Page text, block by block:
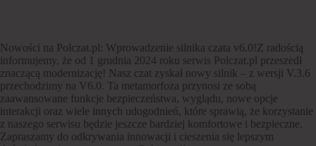
Nowości na Polczat.pl: Wprowadzenie silnika czata v6.0!Z radością
informujemy, że od 1 grudnia 2024 roku serwis Polczat.pl przeszedł
znaczącą modernizację! Nasz czat zyskał nowy silnik – z wersji V.3.6
przechodzimy na V6.0. Ta metamorfoza przynosi ze sobą
zaawansowane funkcje bezpieczeństwa, wyglądu, nowe opcje
interakcji oraz wiele innych udogodnień, które sprawią, że korzystanie
z naszego serwisu będzie jeszcze bardziej komfortowe i bezpieczne.
Zapraszamy do odkrywania innowacji i cieszenia się lepszym